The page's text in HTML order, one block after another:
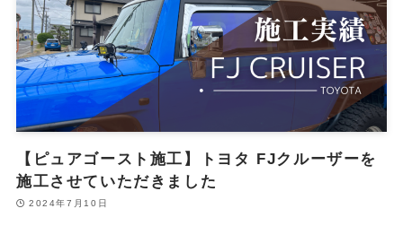
【ピュアゴースト施工】トヨタ FJクルーザーを
施工させていただきました
2024年7月10日